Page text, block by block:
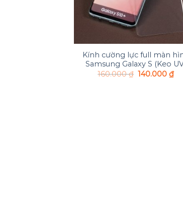
Kính cường lực full màn
Samsung Galaxy S (Keo
160.000₫ 140.000₫